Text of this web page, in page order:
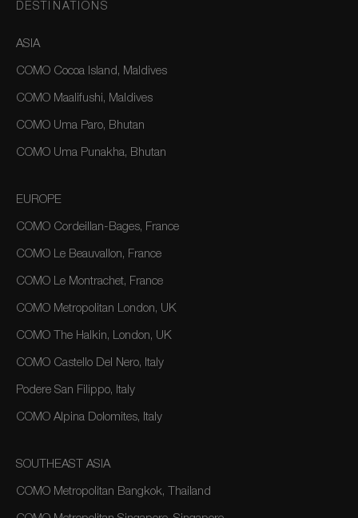
DESTINATIONS
ASIA
COMO Cocoa Island, Maldives
COMO Maalifushi, Maldives
COMO Uma Paro, Bhutan
COMO Uma Punakha, Bhutan
EUROPE
COMO Cordeillan-Bages, France
COMO Le Beauvallon, France
COMO Le Montrachet, France
COMO Metropolitan London, UK
COMO The Halkin, London, UK
COMO Castello Del Nero, Italy
Podere San Filippo, Italy
COMO Alpina Dolomites, Italy
SOUTHEAST ASIA
COMO Metropolitan Bangkok, Thailand